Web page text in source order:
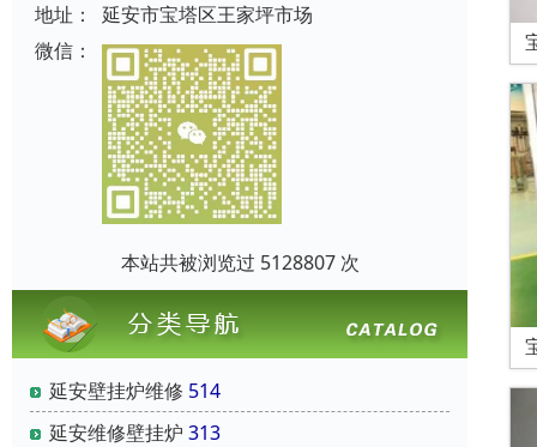
地址：
延安市宝塔区王家坪市场
微信：
本站共被浏览过 5128807 次
延安壁挂炉维修 514
延安维修壁挂炉 313